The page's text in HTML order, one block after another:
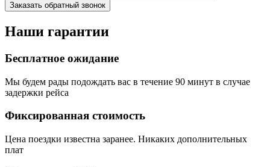
Наши гарантии
Бесплатное ожидание
Мы будем рады подождать вас в течение 90 минут в случае
задержки рейса
Фиксированная стоимость
Цена поездки известна заранее. Никаких дополнительных
плат